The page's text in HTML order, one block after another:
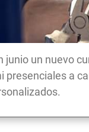
junio un nuevo
presenciales a